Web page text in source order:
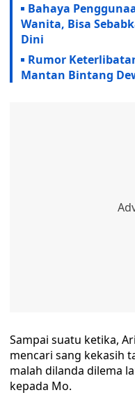
Bahaya
Wanita, Bisa
Dini
Rumor
Mantan Bintang
Sampai suatu ketika,
mencari sang kekasih
malah dilanda dilema
kepada Mo.